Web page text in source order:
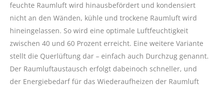
feuchte Raumluft wird hinausbefördert und kondensiert
nicht an den Wänden, kühle und trockene Raumluft wird
hineingelassen. So wird eine optimale Luftfeuchtigkeit
zwischen 40 und 60 Prozent erreicht. Eine weitere Variante
stellt die Querlüftung dar – einfach auch Durchzug genannt.
Der Raumluftaustausch erfolgt dabeinoch schneller, und
der Energiebedarf für das Wiederaufheizen der Raumluft